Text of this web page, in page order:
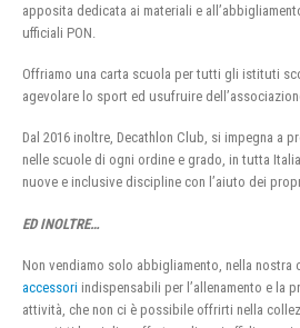
apposita dedicata ai materiali e
ufficiali PON.
Offriamo una carta scuola per tutti gli istituti
agevolare lo sport ed usufruire
Dal 2016 inoltre, Decathlon Club, si impegna a
nelle scuole di ogni ordine e grado, in tutta
nuove e inclusive discipline con l’aiuto dei
ED INOLTRE…
Non vendiamo solo abbigliamento, nella nostra
accessori indispensabili per l’allenamento e la
attività, che non ci è possibile offrirti nella